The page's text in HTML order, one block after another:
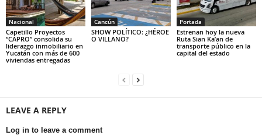
Nacional
Capetillo Proyectos
“CAPRO” consolida su
liderazgo inmobiliario en
Yucatán con más de 600
viviendas entregadas
Cancún
SHOW POLÍTICO: ¿HÉROE
O VILLANO?
Portada
Estrenan hoy la nueva
Ruta Sian Ka’an de
transporte público en la
capital del estado
LEAVE A REPLY
Log in to leave a comment